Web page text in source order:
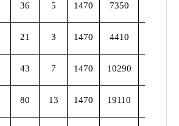
36 5 1470 7350
21 3 1470 4410
43 7 1470 10290
80 13 1470 19110